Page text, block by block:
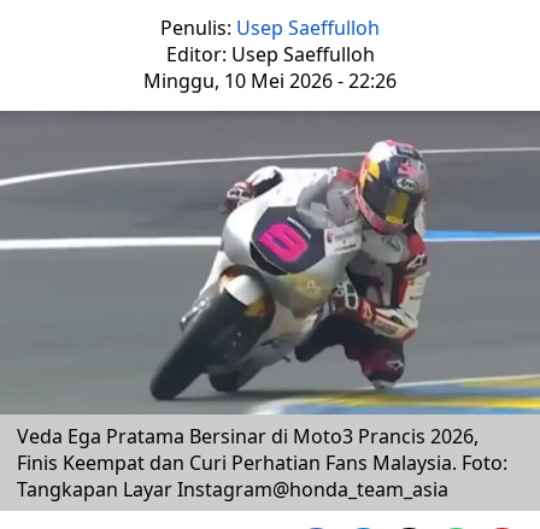
Penulis: Usep Saeffulloh
Editor: Usep Saeffulloh
Minggu, 10 Mei 2026 - 22:26
Veda Ega Pratama Bersinar di Moto3 Prancis 2026,
Finis Keempat dan Curi Perhatian Fans Malaysia. Foto:
Tangkapan Layar Instagram@honda_team_asia